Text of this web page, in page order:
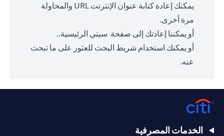
يمكنك إعادة كتابة عنوان الإنترنت URL والمحاولة
مرة أخرى.
أو يمكننا إعادتك إلى صفحة سيتي الرئيسية..
أو يمكنك استخدام شريط البحث للعثور على ما تبحث
عنه.
الخدمات المصرفية